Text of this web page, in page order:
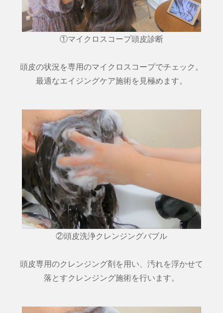
①マイクロスコープ頭皮診断
頭皮の状況を専用のマイクロスコープでチェック。
最適なエイジングケア施術を見極めます。
②頭皮洗浄クレンジングバブル
頭皮専用のクレンジング剤を用い、汚れを浮かせて
落とすクレンジング施術を行います。